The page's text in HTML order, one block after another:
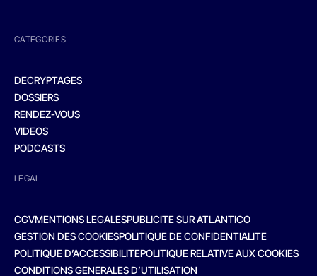
CATEGORIES
DECRYPTAGES
DOSSIERS
RENDEZ-VOUS
VIDEOS
PODCASTS
LEGAL
CGVMENTIONS LEGALESPUBLICITE SUR ATLANTICO
GESTION DES COOKIESPOLITIQUE DE CONFIDENTIALITE
POLITIQUE D’ACCESSIBILITEPOLITIQUE RELATIVE AUX COOKIES
CONDITIONS GENERALES D’UTILISATION